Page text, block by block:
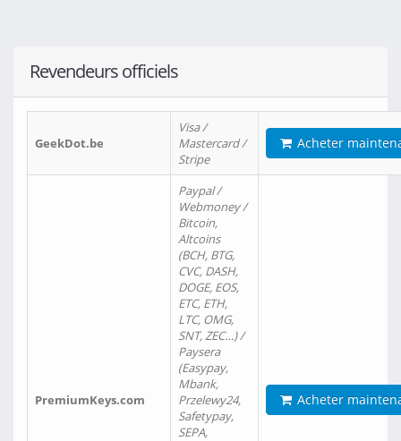
Revendeurs officiels
GeekDot.be
Visa /
Mastercard /
Stripe
Acheter
PremiumKeys.com
Paypal /
Webmoney /
Bitcoin,
Altcoins
(BCH, BTG,
CVC, DASH,
DOGE, EOS,
ETC, ETH,
LTC, OMG,
SNT, ZEC…) /
Paysera
(Easypay,
Mbank,
Przelewy24,
Safetypay,
SEPA,
Acheter